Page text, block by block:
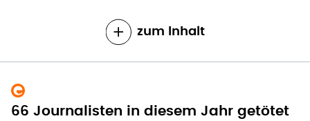
zum Inhalt
66 Journalisten in diesem Jahr getötet